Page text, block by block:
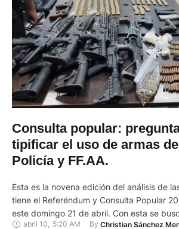
Consulta popular:
tipificar el uso de armas
Policía y FF.AA.
Esta es la novena edición del análisis de
tiene el Referéndum y Consulta Popular
este domingo 21 de abril. Con esta se
para porte de armas policiales y militares.
abril 10, 5:20 AM By Christian Sánchez